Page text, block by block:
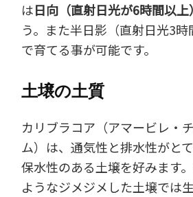
は日向（直射日光が6時間以上）
う。また半日影（直射日光3
で育てる事が可能です。
土壌の土質
カリブラコア（アマービレ・
ム）は、通気性と排水性がと
保水性のある土壌を好みます
ようなジメジメした土壌では